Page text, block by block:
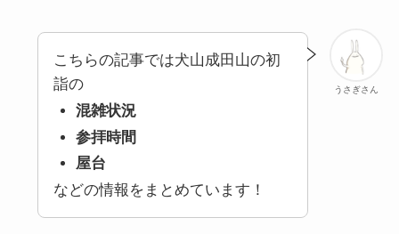
うさぎさん
こちらの記事では犬山成田山の初
詣の
混雑状況
参拝時間
屋台
などの情報をまとめています！